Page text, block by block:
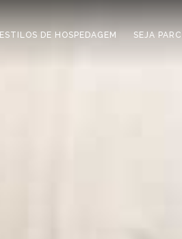
ESTILOS DE HOSPEDAGEM SEJA